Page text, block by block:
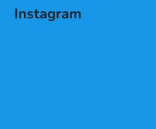
Instagram